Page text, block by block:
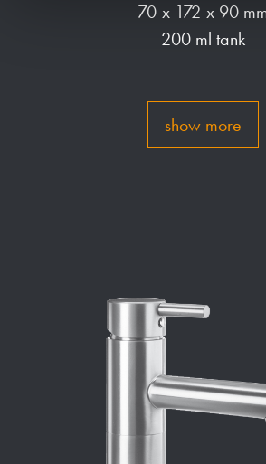
70 x 172 x 90
200 ml tank
show more